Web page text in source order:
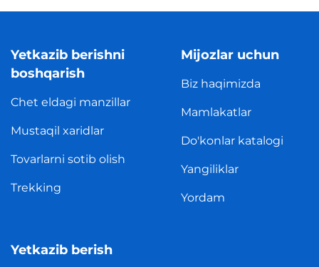
Yetkazib berishni
boshqarish
Chet eldagi manzillar
Mustaqil xaridlar
Tovarlarni sotib olish
Trekking
Mijozlar uchun
Biz haqimizda
Mamlakatlar
Do'konlar katalogi
Yangiliklar
Yordam
Yetkazib berish